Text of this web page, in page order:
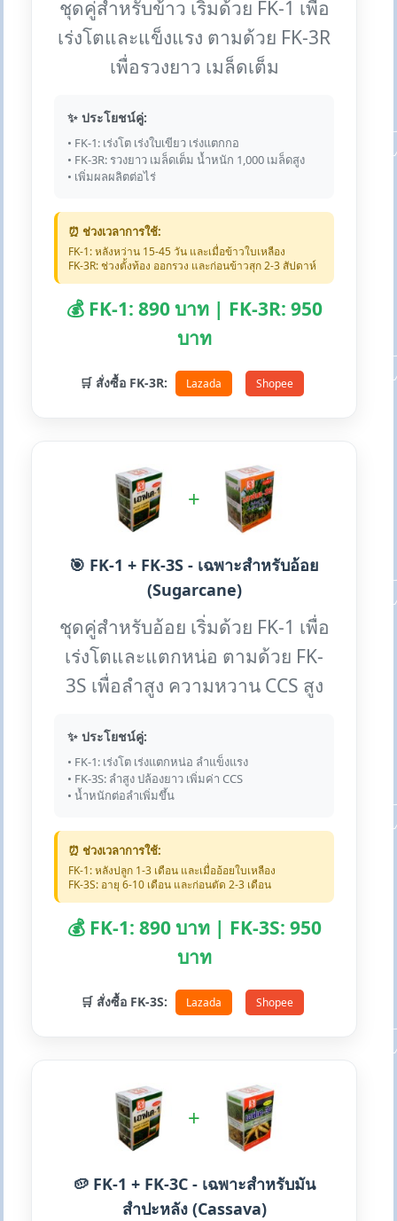
ชุดคู่สำหรับข้าว เริ่มด้วย FK-1 เพื่อ
เร่งโตและแข็งแรง ตามด้วย FK-3R
เพื่อรวงยาว เมล็ดเต็ม
✨ ประโยชน์คู่:
• FK-1: เร่งโต เร่งใบเขียว เร่งแตกกอ
• FK-3R: รวงยาว เมล็ดเต็ม น้ำหนัก 1,000 เมล็ดสูง
• เพิ่มผลผลิตต่อไร่
⏰ ช่วงเวลาการใช้:
FK-1: หลังหว่าน 15-45 วัน และเมื่อข้าวใบเหลือง
FK-3R: ช่วงตั้งท้อง ออกรวง และก่อนข้าวสุก 2-3 สัปดาห์
💰 FK-1: 890 บาท | FK-3R: 950
บาท
🛒 สั่งซื้อ FK-3R: Lazada Shopee
+
🎯 FK-1 + FK-3S - เฉพาะสำหรับอ้อย
(Sugarcane)
ชุดคู่สำหรับอ้อย เริ่มด้วย FK-1 เพื่อ
เร่งโตและแตกหน่อ ตามด้วย FK-
3S เพื่อลำสูง ความหวาน CCS สูง
✨ ประโยชน์คู่:
• FK-1: เร่งโต เร่งแตกหน่อ ลำแข็งแรง
• FK-3S: ลำสูง ปล้องยาว เพิ่มค่า CCS
• น้ำหนักต่อลำเพิ่มขึ้น
⏰ ช่วงเวลาการใช้:
FK-1: หลังปลูก 1-3 เดือน และเมื่ออ้อยใบเหลือง
FK-3S: อายุ 6-10 เดือน และก่อนตัด 2-3 เดือน
💰 FK-1: 890 บาท | FK-3S: 950
บาท
🛒 สั่งซื้อ FK-3S: Lazada Shopee
+
🥔 FK-1 + FK-3C - เฉพาะสำหรับมัน
สำปะหลัง (Cassava)